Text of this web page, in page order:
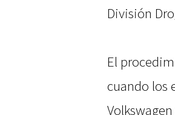
División
El
cuando los